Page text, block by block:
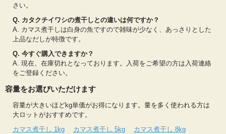
さい。
Q. カタクチイワシの煮干しとの違いは何ですか？
A. カマス煮干しは白身の魚ですので雑味が少なく、あっさりとした
上品なだしが特徴です。
Q. 今すぐ購入できますか？
A. 現在、在庫切れとなっております。入荷をご希望の方は入荷連絡
をご登録ください。
容量をお選びいただけます
容量が大きいほどkg単価がお得になります。量を多く使われる方は
大ロットがおすすめです。
カマス煮干し 1kg
カマス煮干し 5kg カマス煮干し 8kg